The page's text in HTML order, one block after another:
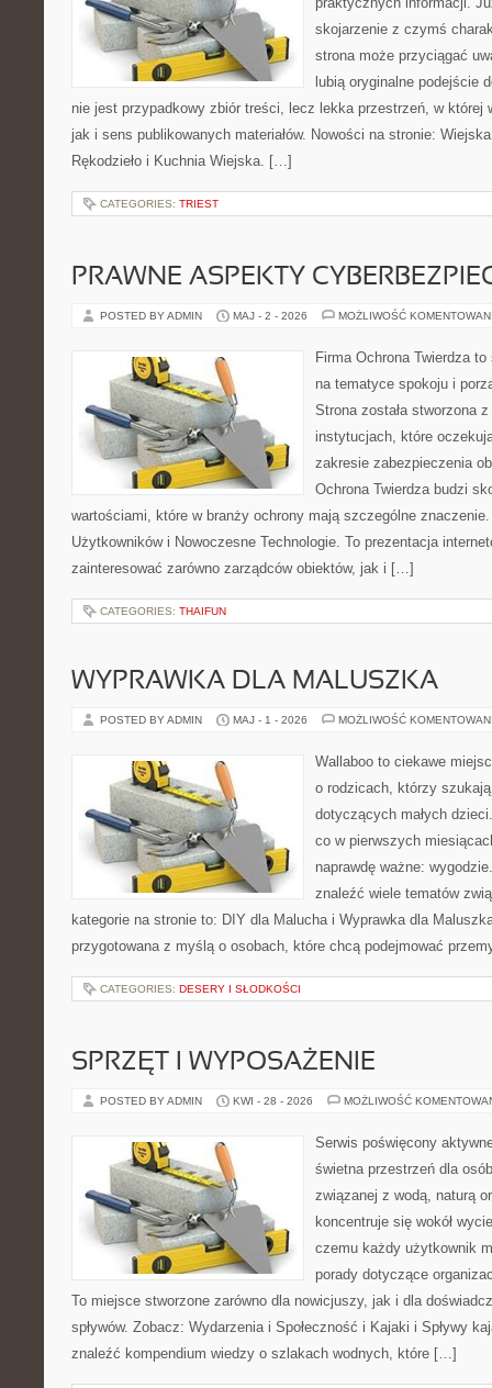
skojarzenie z czymś
strona może przyciągać
lubią oryginalne podejście
nie jest przypadkowy zbiór treści, lecz lekka przestrzeń, w której
jak i sens publikowanych materiałów. Nowości na stronie:
Rękodzieło i Kuchnia Wiejska. […]
CATEGORIES: TRIEST
PRAWNE ASPEKTY
POSTED BY ADMIN MAJ - 2 - 2026 MOŻLIWOŚĆ
Firma Ochrona Twierdza
na tematyce spokoju i
Strona została stworzona
instytucjach, które
zakresie zabezpieczenia
Ochrona Twierdza budzi
wartościami, które w branży ochrony mają szczególne
Użytkowników i Nowoczesne Technologie. To prezentacja
zainteresować zarówno zarządców obiektów, jak i […]
CATEGORIES: THAIFUN
WYPRAWKA DLA MALUSZKA
POSTED BY ADMIN MAJ - 1 - 2026 MOŻLIWOŚĆ
Wallaboo to ciekawe
o rodzicach, którzy
dotyczących małych
co w pierwszych
naprawdę ważne:
znaleźć wiele tematów
kategorie na stronie to: DIY dla Malucha i Wyprawka dla
przygotowana z myślą o osobach, które chcą podejmować
CATEGORIES: DESERY I SŁODKOŚCI
SPRZĘT I WYPOSAŻENIE
POSTED BY ADMIN KWI - 28 - 2026 MOŻLIWOŚĆ
Serwis poświęcony
świetna przestrzeń dla
związanej z wodą, naturą
koncentruje się wokół
czemu każdy użytkownik
porady dotyczące
To miejsce stworzone zarówno dla nowicjuszy, jak i dla
spływów. Zobacz: Wydarzenia i Społeczność i Kajaki i Spływy
znaleźć kompendium wiedzy o szlakach wodnych, które […]